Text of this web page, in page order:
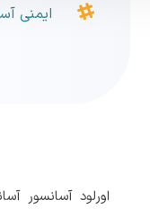
 ایمنی
اورلود آسانسور